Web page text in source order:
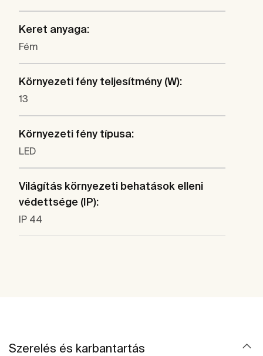
Keret anyaga:
Fém
Környezeti fény teljesítmény (W):
13
Környezeti fény típusa:
LED
Világítás környezeti behatások elleni
védettsége (IP):
IP 44
Szerelés és karbantartás